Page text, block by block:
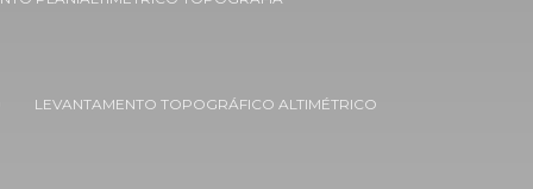
LEVANTAMENTO TOPOGRÁFICO ALTIMÉTRICO
Empresas de estudos ambientais